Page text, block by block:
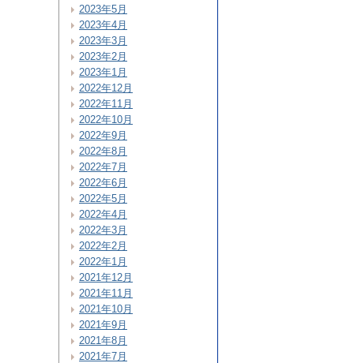
2023年5月
2023年4月
2023年3月
2023年2月
2023年1月
2022年12月
2022年11月
2022年10月
2022年9月
2022年8月
2022年7月
2022年6月
2022年5月
2022年4月
2022年3月
2022年2月
2022年1月
2021年12月
2021年11月
2021年10月
2021年9月
2021年8月
2021年7月